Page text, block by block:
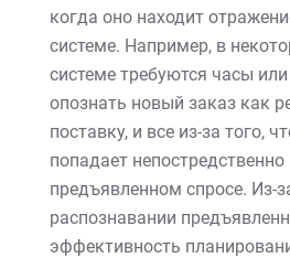
когда оно находит
системе. Например, в
системе требуются часы
опознать новый заказ как
поставку, и все из-за того,
попадает
предъявленном спросе. Из-
распознавании
эффективность